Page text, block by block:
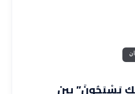
يَسْبَحُونَ” بين